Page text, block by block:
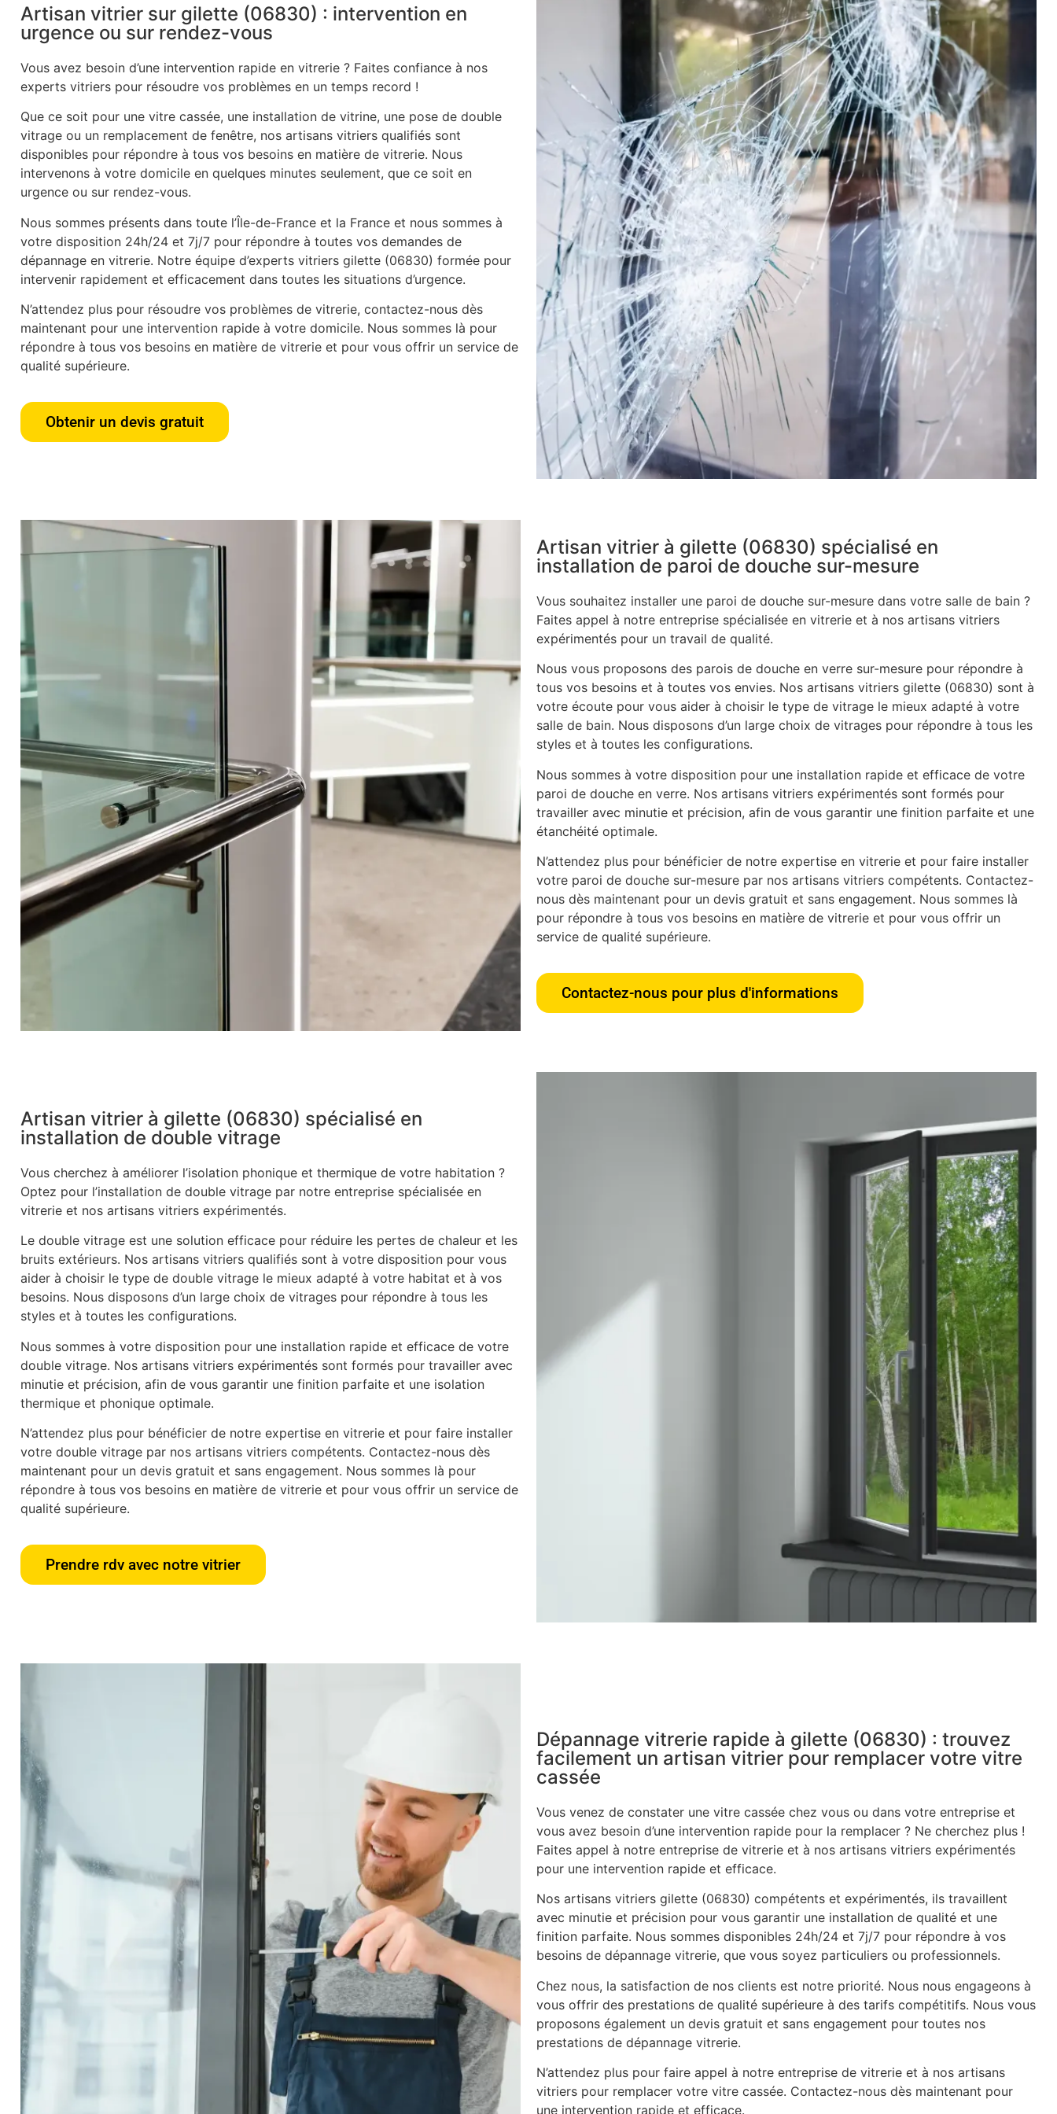
Artisan vitrier sur gilette (06830) : intervention en
urgence ou sur rendez-vous
Vous avez besoin d’une intervention rapide en vitrerie ? Faites confiance à nos
experts vitriers pour résoudre vos problèmes en un temps record !
Que ce soit pour une vitre cassée, une installation de vitrine, une pose de double
vitrage ou un remplacement de fenêtre, nos artisans vitriers qualifiés sont
disponibles pour répondre à tous vos besoins en matière de vitrerie. Nous
intervenons à votre domicile en quelques minutes seulement, que ce soit en
urgence ou sur rendez-vous.
Nous sommes présents dans toute l’Île-de-France et la France et nous sommes à
votre disposition 24h/24 et 7j/7 pour répondre à toutes vos demandes de
dépannage en vitrerie. Notre équipe d’experts vitriers gilette (06830) formée pour
intervenir rapidement et efficacement dans toutes les situations d’urgence.
N’attendez plus pour résoudre vos problèmes de vitrerie, contactez-nous dès
maintenant pour une intervention rapide à votre domicile. Nous sommes là pour
répondre à tous vos besoins en matière de vitrerie et pour vous offrir un service de
qualité supérieure.
Obtenir un devis gratuit
Artisan vitrier à gilette (06830) spécialisé en
installation de paroi de douche sur-mesure
Vous souhaitez installer une paroi de douche sur-mesure dans votre salle de bain ?
Faites appel à notre entreprise spécialisée en vitrerie et à nos artisans vitriers
expérimentés pour un travail de qualité.
Nous vous proposons des parois de douche en verre sur-mesure pour répondre à
tous vos besoins et à toutes vos envies. Nos artisans vitriers gilette (06830) sont à
votre écoute pour vous aider à choisir le type de vitrage le mieux adapté à votre
salle de bain. Nous disposons d’un large choix de vitrages pour répondre à tous les
styles et à toutes les configurations.
Nous sommes à votre disposition pour une installation rapide et efficace de votre
paroi de douche en verre. Nos artisans vitriers expérimentés sont formés pour
travailler avec minutie et précision, afin de vous garantir une finition parfaite et une
étanchéité optimale.
N’attendez plus pour bénéficier de notre expertise en vitrerie et pour faire installer
votre paroi de douche sur-mesure par nos artisans vitriers compétents. Contactez-
nous dès maintenant pour un devis gratuit et sans engagement. Nous sommes là
pour répondre à tous vos besoins en matière de vitrerie et pour vous offrir un
service de qualité supérieure.
Contactez-nous pour plus d'informations
Artisan vitrier à gilette (06830) spécialisé en
installation de double vitrage
Vous cherchez à améliorer l’isolation phonique et thermique de votre habitation ?
Optez pour l’installation de double vitrage par notre entreprise spécialisée en
vitrerie et nos artisans vitriers expérimentés.
Le double vitrage est une solution efficace pour réduire les pertes de chaleur et les
bruits extérieurs. Nos artisans vitriers qualifiés sont à votre disposition pour vous
aider à choisir le type de double vitrage le mieux adapté à votre habitat et à vos
besoins. Nous disposons d’un large choix de vitrages pour répondre à tous les
styles et à toutes les configurations.
Nous sommes à votre disposition pour une installation rapide et efficace de votre
double vitrage. Nos artisans vitriers expérimentés sont formés pour travailler avec
minutie et précision, afin de vous garantir une finition parfaite et une isolation
thermique et phonique optimale.
N’attendez plus pour bénéficier de notre expertise en vitrerie et pour faire installer
votre double vitrage par nos artisans vitriers compétents. Contactez-nous dès
maintenant pour un devis gratuit et sans engagement. Nous sommes là pour
répondre à tous vos besoins en matière de vitrerie et pour vous offrir un service de
qualité supérieure.
Prendre rdv avec notre vitrier
Dépannage vitrerie rapide à gilette (06830) : trouvez
facilement un artisan vitrier pour remplacer votre vitre
cassée
Vous venez de constater une vitre cassée chez vous ou dans votre entreprise et
vous avez besoin d’une intervention rapide pour la remplacer ? Ne cherchez plus !
Faites appel à notre entreprise de vitrerie et à nos artisans vitriers expérimentés
pour une intervention rapide et efficace.
Nos artisans vitriers gilette (06830) compétents et expérimentés, ils travaillent
avec minutie et précision pour vous garantir une installation de qualité et une
finition parfaite. Nous sommes disponibles 24h/24 et 7j/7 pour répondre à vos
besoins de dépannage vitrerie, que vous soyez particuliers ou professionnels.
Chez nous, la satisfaction de nos clients est notre priorité. Nous nous engageons à
vous offrir des prestations de qualité supérieure à des tarifs compétitifs. Nous vous
proposons également un devis gratuit et sans engagement pour toutes nos
prestations de dépannage vitrerie.
N’attendez plus pour faire appel à notre entreprise de vitrerie et à nos artisans
vitriers pour remplacer votre vitre cassée. Contactez-nous dès maintenant pour
une intervention rapide et efficace.